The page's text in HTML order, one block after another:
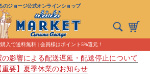
のジョージ公式オンラインショップ
入で送料無料 | 会員様はポイント5%還元！
の影響による配送遅延・配送停止について
重要】夏季休業のお知らせ